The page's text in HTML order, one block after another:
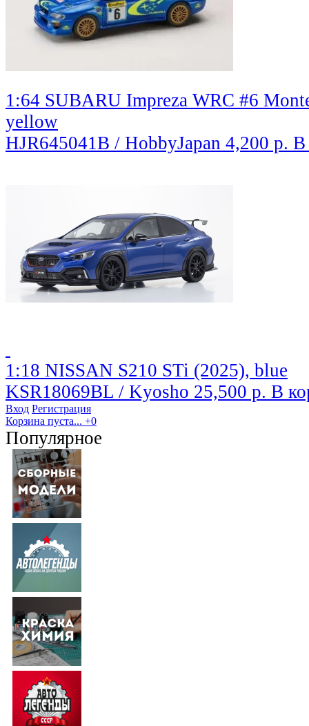
1:64 SUBARU Impreza WRC #6
yellow
HJR645041B / HobbyJapan 4,200 р. В
1:18 NISSAN S210 STi (2025), blue
KSR18069BL / Kyosho 25,500 р. В
Вход Регистрация
Корзина пуста... +0
Популярное